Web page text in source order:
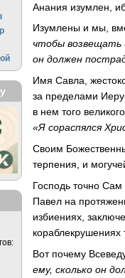
Анания изумлен,
Изумлены и мы,
чтобы возвещать
он должен
Имя Савла,
за пределами
в нем того
«Я сораспялся
Своим
терпения, и
Господь точно
Павел на
избиениях,
кораблекрушениях
Вот почему
ему, сколько он